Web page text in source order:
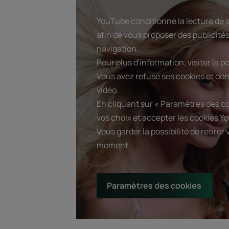
YouTube conditionne la lecture de
afin de vous proposer des
navigation.
Pour plus d'information, visiter la
Vous avez refusé ses cookies et
vidéo.
En cliquant sur « Paramètres des
vos choix et accepter les cookies
Vous garder la possibilité de
moment.
Paramètres des cookies